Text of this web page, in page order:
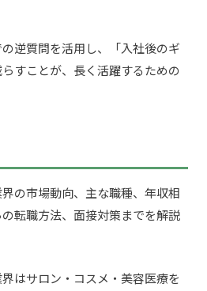
逆質問を活用し、「入社後のギ
すことが、長く活躍するための
の市場動向、主な職種、年収相
転職方法、面接対策までを解説
はサロン・コスメ・美容医療を